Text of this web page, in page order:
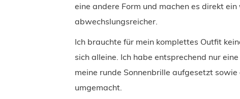
eine andere Form und machen es direkt
abwechslungsreicher.
Ich brauchte für mein komplettes Outfit
sich alleine. Ich habe entsprechend nur
meine runde Sonnenbrille aufgesetzt
umgemacht.